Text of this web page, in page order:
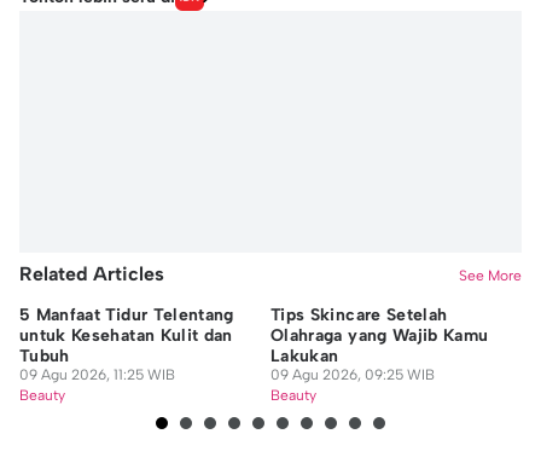
Related Articles See More
5 Manfaat Tidur Telentang
untuk Kesehatan Kulit dan
Tubuh
09 Agu 2026, 11:25 WIB
Beauty
Tips Skincare Setelah
Olahraga yang Wajib Kamu
Lakukan
09 Agu 2026, 09:25 WIB
Beauty